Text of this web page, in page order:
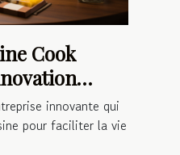
Cook
la vie
innovante qui
pour faciliter la vie